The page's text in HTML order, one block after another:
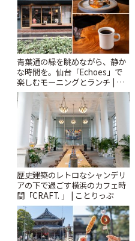
青葉通の緑を眺めながら、静か
な時間を。仙台「Echoes」で
楽しむモーニングとランチ | こ
とりっぷ
歴史建築のレトロなシャンデリ
アの下で過ごす横浜のカフェ時
間「CRAFT. 」 | ことりっぷ